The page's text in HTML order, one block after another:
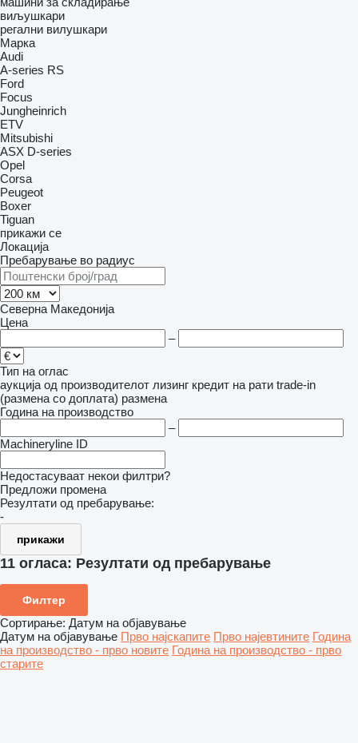
виљушкари
регални вилушкари
Марка
Audi
A-series RS
Ford
Focus
Jungheinrich
ETV
Mitsubishi
ASX D-series
Opel
Corsa
Peugeot
Boxer
Tiguan
прикажи се
Локација
Пребарување во радиус
Северна Македонија
Цена
–
Тип на оглас
аукција од производителот лизинг кредит на рати trade-in
(размена со доплата) размена
Година на производство
–
Machineryline ID
Недостасуваат некои филтри?
Предложи промена
Резултати од пребарување:
-
прикажи
11 огласа: Резултати од пребарување
Филтер
Сортирање: Датум на објавување
Датум на објавување Прво најскапите Прво најевтините Година
на производство - прво новите Година на производство - прво
старите